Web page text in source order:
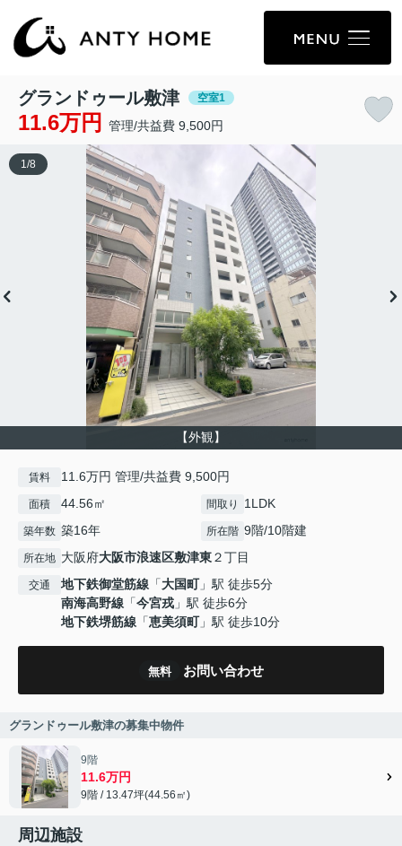
グランドゥール敷津 空室1
11.6万円 管理/共益費 9,500円
【外観】
1 /8
賃料 11.6万円 管理/共益費 9,500円
面積 44.56㎡ 間取り 1LDK
築年数 築16年 所在階 9階/10階建
所在地 大阪府大阪市浪速区敷津東２丁目
交通 地下鉄御堂筋線 「大国町」駅 徒歩5分
南海高野線 「今宮戎 」駅 徒歩6分
地下鉄堺筋線 「恵美須町」駅 徒歩10分
無料 お問い合わせ
グランドゥール敷津の募集中物件
9階
11.6万円
9階 / 13.47坪(44.56㎡)
周辺施設